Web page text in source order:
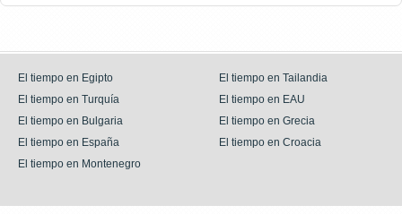
El tiempo en Egipto
El tiempo en Tailandia
El tiempo en Turquía
El tiempo en EAU
El tiempo en Bulgaria
El tiempo en Grecia
El tiempo en España
El tiempo en Croacia
El tiempo en Montenegro